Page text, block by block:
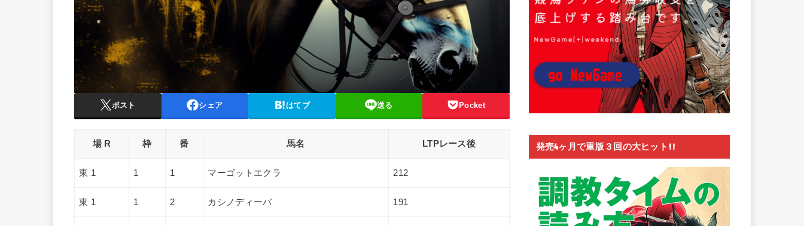
ポスト シェア はてブ 送る Pocket
場 R 枠 番 馬名 LTPレース後
東 1 1 1 マーゴットエクラ 212
東 1 1 2 カシノディーバ 191
発売4ヶ月で重版３回の大ヒット!!